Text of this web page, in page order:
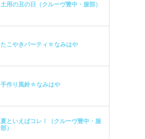
土用の丑の日（クルーヴ豊中・服部）
たこやきパーティ☆なみはや
手作り風鈴☆なみはや
夏といえばコレ！（クルーヴ豊中・服
部）